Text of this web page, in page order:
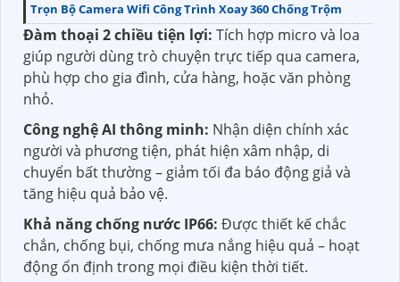
Trọn Bộ Camera Wifi Công Trình Xoay 360 Chống Trộm
Đàm thoại 2 chiều tiện lợi: Tích hợp micro và loa
giúp người dùng trò chuyện trực tiếp qua camera,
phù hợp cho gia đình, cửa hàng, hoặc văn phòng
nhỏ.
Công nghệ AI thông minh: Nhận diện chính xác
người và phương tiện, phát hiện xâm nhập, di
chuyển bất thường – giảm tối đa báo động giả và
tăng hiệu quả bảo vệ.
Khả năng chống nước IP66: Được thiết kế chắc
chắn, chống bụi, chống mưa nắng hiệu quả – hoạt
động ổn định trong mọi điều kiện thời tiết.